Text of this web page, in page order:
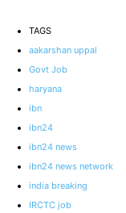
TAGS
aakarshan uppal
Govt Job
haryana
ibn
ibn24
ibn24 news
ibn24 news network
india breaking
IRCTC job